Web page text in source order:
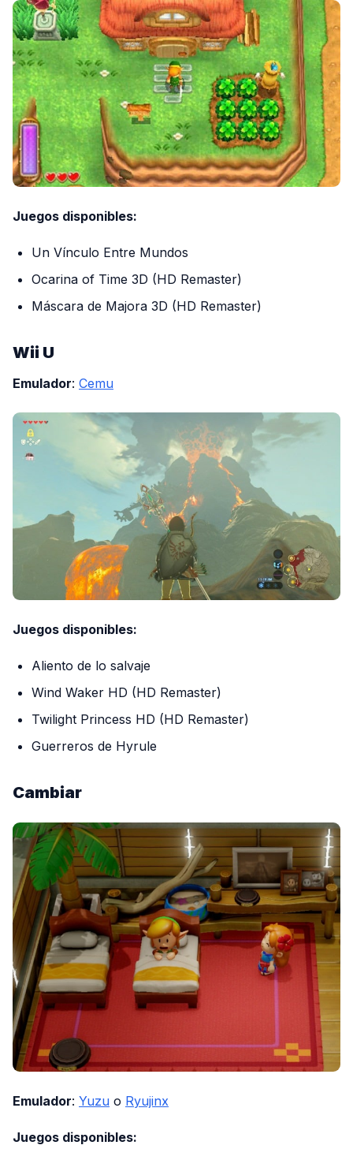
Juegos disponibles:
Un Vínculo Entre Mundos
Ocarina of Time 3D (HD Remaster)
Máscara de Majora 3D (HD Remaster)
Wii U
Emulador: Cemu
Juegos disponibles:
Aliento de lo salvaje
Wind Waker HD (HD Remaster)
Twilight Princess HD (HD Remaster)
Guerreros de Hyrule
Cambiar
Emulador: Yuzu o Ryujinx
Juegos disponibles: